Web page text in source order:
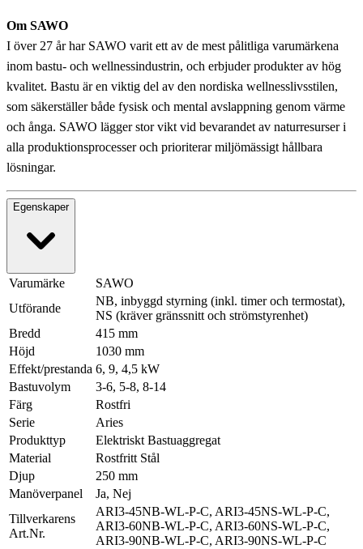
Om SAWO
I över 27 år har SAWO varit ett av de mest pålitliga varumärkena
inom bastu- och wellnessindustrin, och erbjuder produkter av hög
kvalitet. Bastu är en viktig del av den nordiska wellnesslivsstilen,
som säkerställer både fysisk och mental avslappning genom värme
och ånga. SAWO lägger stor vikt vid bevarandet av naturresurser i
alla produktionsprocesser och prioriterar miljömässigt hållbara
lösningar.
Egenskaper
Varumärke
SAWO
Utförande
NB, inbyggd styrning (inkl. timer och termostat),
NS (kräver gränssnitt och strömstyrenhet)
Bredd
415 mm
Höjd
1030 mm
Effekt/prestanda 6, 9, 4,5 kW
Bastuvolym
3-6, 5-8, 8-14
Färg
Rostfri
Serie
Aries
Produkttyp
Elektriskt Bastuaggregat
Material
Rostfritt Stål
Djup
250 mm
Manöverpanel
Ja, Nej
Tillverkarens
Art.Nr.
ARI3-45NB-WL-P-C, ARI3-45NS-WL-P-C,
ARI3-60NB-WL-P-C, ARI3-60NS-WL-P-C,
ARI3-90NB-WL-P-C, ARI3-90NS-WL-P-C